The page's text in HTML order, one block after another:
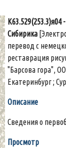
К63.529(253.3)я04
Сибирика
перевод с
реставрация
"Барсова гора",
Екатеринбург ;
Описание
Сведения о
Просмотр